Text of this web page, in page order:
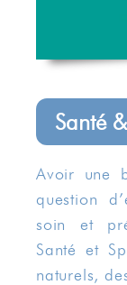
Santé
Avoir une
question
soin et
Santé et
naturels,